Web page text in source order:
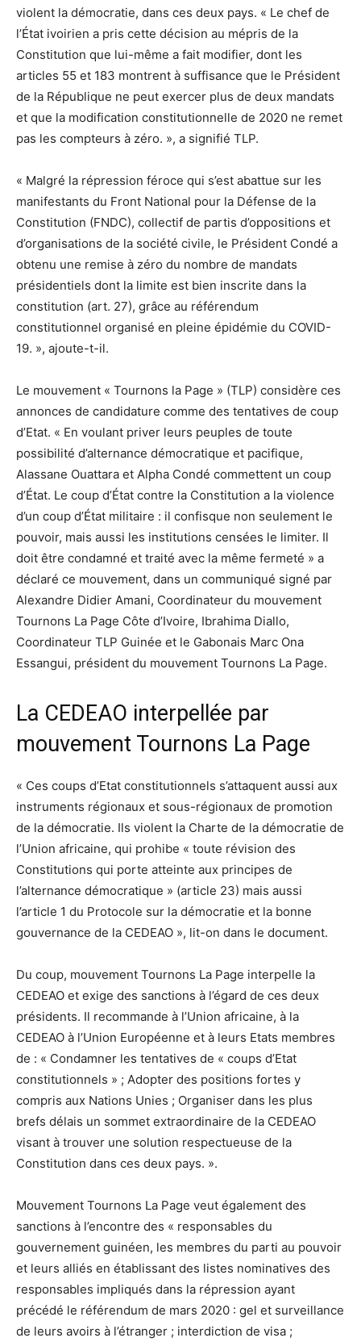
violent la démocratie, dans ces deux pays. « Le chef de
l’État ivoirien a pris cette décision au mépris de la
Constitution que lui-même a fait modifier, dont les
articles 55 et 183 montrent à suffisance que le Président
de la République ne peut exercer plus de deux mandats
et que la modification constitutionnelle de 2020 ne remet
pas les compteurs à zéro. », a signifié TLP.
« Malgré la répression féroce qui s’est abattue sur les
manifestants du Front National pour la Défense de la
Constitution (FNDC), collectif de partis d’oppositions et
d’organisations de la société civile, le Président Condé a
obtenu une remise à zéro du nombre de mandats
présidentiels dont la limite est bien inscrite dans la
constitution (art. 27), grâce au référendum
constitutionnel organisé en pleine épidémie du COVID-
19. », ajoute-t-il.
Le mouvement « Tournons la Page » (TLP) considère ces
annonces de candidature comme des tentatives de coup
d’Etat. « En voulant priver leurs peuples de toute
possibilité d’alternance démocratique et pacifique,
Alassane Ouattara et Alpha Condé commettent un coup
d’État. Le coup d’État contre la Constitution a la violence
d’un coup d’État militaire : il confisque non seulement le
pouvoir, mais aussi les institutions censées le limiter. Il
doit être condamné et traité avec la même fermeté » a
déclaré ce mouvement, dans un communiqué signé par
Alexandre Didier Amani, Coordinateur du mouvement
Tournons La Page Côte d’Ivoire, Ibrahima Diallo,
Coordinateur TLP Guinée et le Gabonais Marc Ona
Essangui, président du mouvement Tournons La Page.
La CEDEAO interpellée par
mouvement Tournons La Page
« Ces coups d’Etat constitutionnels s’attaquent aussi aux
instruments régionaux et sous-régionaux de promotion
de la démocratie. Ils violent la Charte de la démocratie de
l’Union africaine, qui prohibe « toute révision des
Constitutions qui porte atteinte aux principes de
l’alternance démocratique » (article 23) mais aussi
l’article 1 du Protocole sur la démocratie et la bonne
gouvernance de la CEDEAO », lit-on dans le document.
Du coup, mouvement Tournons La Page interpelle la
CEDEAO et exige des sanctions à l’égard de ces deux
présidents. Il recommande à l’Union africaine, à la
CEDEAO à l’Union Européenne et à leurs Etats membres
de : « Condamner les tentatives de « coups d’Etat
constitutionnels » ; Adopter des positions fortes y
compris aux Nations Unies ; Organiser dans les plus
brefs délais un sommet extraordinaire de la CEDEAO
visant à trouver une solution respectueuse de la
Constitution dans ces deux pays. ».
Mouvement Tournons La Page veut également des
sanctions à l’encontre des « responsables du
gouvernement guinéen, les membres du parti au pouvoir
et leurs alliés en établissant des listes nominatives des
responsables impliqués dans la répression ayant
précédé le référendum de mars 2020 : gel et surveillance
de leurs avoirs à l’étranger ; interdiction de visa ;